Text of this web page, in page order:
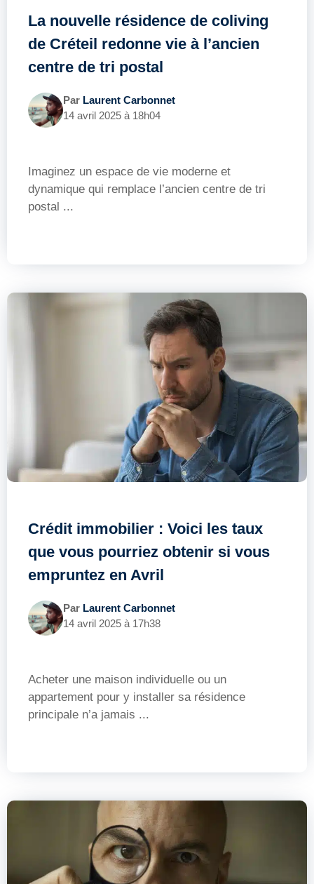
La nouvelle résidence de coliving
de Créteil redonne vie à l’ancien
centre de tri postal
Par Laurent Carbonnet
14 avril 2025 à 18h04
Imaginez un espace de vie moderne et
dynamique qui remplace l’ancien centre de tri
postal ...
Crédit immobilier : Voici les taux
que vous pourriez obtenir si vous
empruntez en Avril
Par Laurent Carbonnet
14 avril 2025 à 17h38
Acheter une maison individuelle ou un
appartement pour y installer sa résidence
principale n’a jamais ...